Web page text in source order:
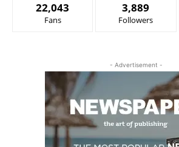
22,043
Fans
3,889
Followers
- Advertisement -